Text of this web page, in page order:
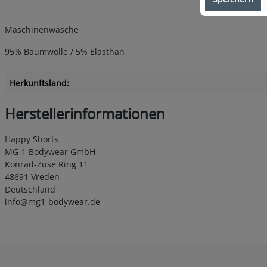
Maschinenwäsche
95% Baumwolle / 5% Elasthan
Herkunftsland:
Herstellerinformationen
Happy Shorts
MG-1 Bodywear GmbH
Konrad-Zuse Ring 11
48691 Vreden
Deutschland
info@mg1-bodywear.de